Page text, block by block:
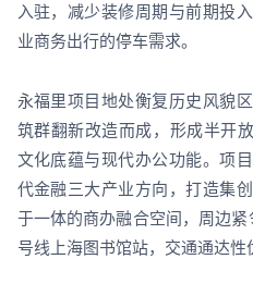
入驻，减少装修周期与前期投
业商务出行的停车需求。
永福里项目地处衡复历史风貌
筑群翻新改造而成，形成半开
文化底蕴与现代办公功能。项
代金融三大产业方向，打造集
于一体的商办融合空间，周边
号线上海图书馆站，交通通达性